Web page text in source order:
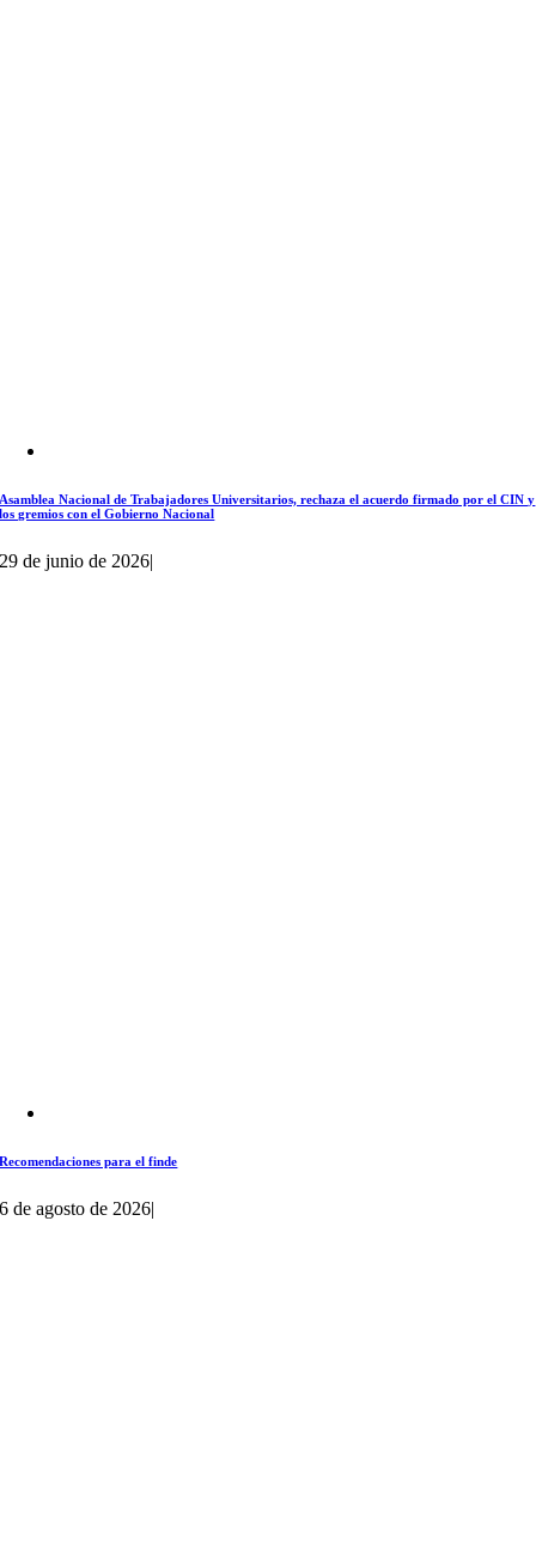
Asamblea Nacional de Trabajadores Universitarios, rechaza el acuerdo firmado por el CIN y
los gremios con el Gobierno Nacional
29 de junio de 2026|
Recomendaciones para el finde
6 de agosto de 2026|